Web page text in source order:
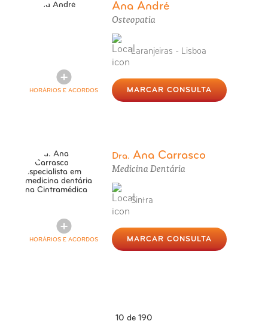
HORÁRIOS E ACORDOS
Ana André
Osteopatia
Laranjeiras - Lisboa
MARCAR CONSULTA
HORÁRIOS E ACORDOS
Dra. Ana Carrasco
Medicina Dentária
Sintra
MARCAR CONSULTA
10 de 190